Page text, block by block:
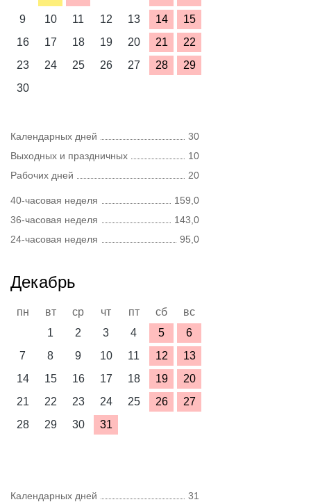
9
10 11 12 13 14
15
16
17 18 19 20 21
22
23
24 25 26 27 28
29
30
Календарных дней
30
Выходных и праздничных
10
Рабочих дней
20
40-часовая неделя
159,0
36-часовая неделя
143,0
24-часовая неделя
95,0
Декабрь
пн вт ср чт пт сб
вс
1
2 3 4 5
6
7
8 9 10 11 12
13
14
15 16 17 18 19
20
21
22 23 24 25 26
27
28
29 30 31
Календарных дней
31